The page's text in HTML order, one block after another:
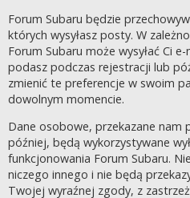
Forum Subaru będzie
których wysyłasz posty. W
Forum Subaru może wysyłać Ci
podasz podczas rejestracji lub
zmienić te preferencje w swoim
dowolnym momencie.
Dane osobowe, przekazane nam
później, będą wykorzystywane
funkcjonowania Forum Subaru.
niczego innego i nie będą
Twojej wyraźnej zgody, z